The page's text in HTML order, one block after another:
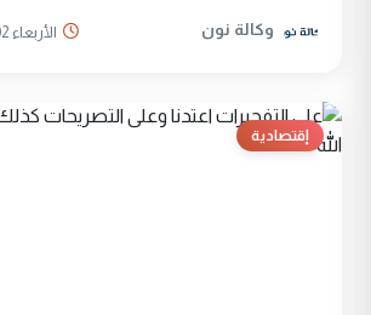
وكالة نون الأربعاء 02 آذار 2016
إقتصادية